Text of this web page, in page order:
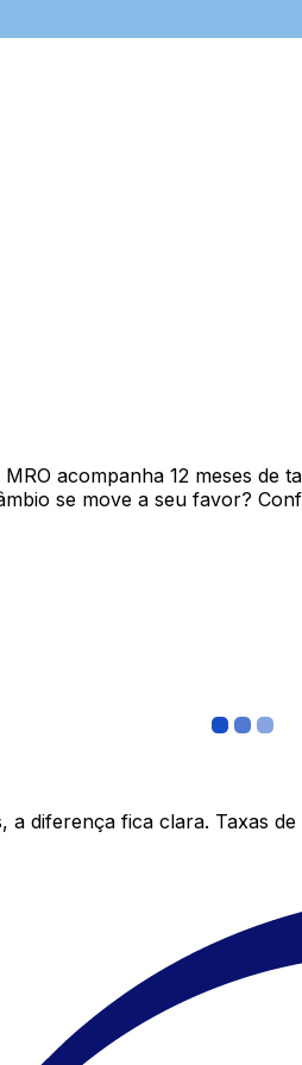
acompanha 12 meses
se move a seu favor?
diferença fica clara. Taxas